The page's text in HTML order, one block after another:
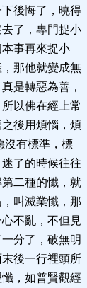
後悔了，曉得
了，專門捉小
事再來捉小
那他就變成無
是轉惡為善，
以佛在經上常
後用煩惱，煩
沒有標準，標
了的時候往往
二種的懺，就
叫滅業懺，那
不亂，不但見
分了，破無明
後一行裡頭所
，如普賢觀經